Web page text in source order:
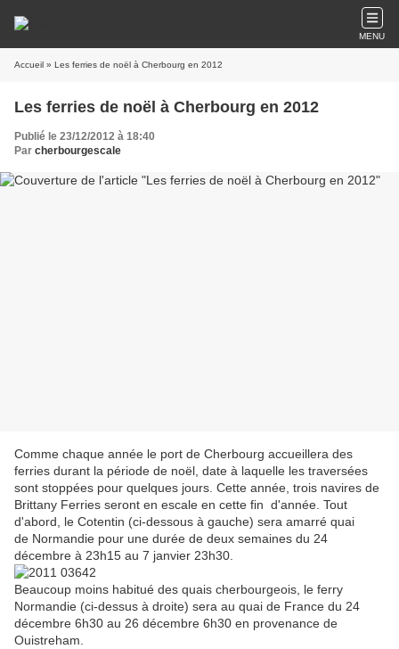
MENU
Accueil » Les ferries de noël à Cherbourg en 2012
Les ferries de noël à Cherbourg en 2012
Publié le 23/12/2012 à 18:40
Par cherbourgescale
Comme chaque année le port de Cherbourg accueillera des
ferries durant la période de noël, date à laquelle les traversées
sont stoppées pour quelques jours. Cette année, trois navires de
Brittany Ferries seront en escale en cette fin d'année. Tout
d'abord, le Cotentin (ci-dessous à gauche) sera amarré quai
de Normandie pour une durée de deux semaines du 24
décembre à 23h15 au 7 janvier 23h30.
Beaucoup moins habitué des quais cherbourgeois, le ferry
Normandie (ci-dessus à droite) sera au quai de France du 24
décembre 6h30 au 26 décembre 6h30 en provenance de
Ouistreham.